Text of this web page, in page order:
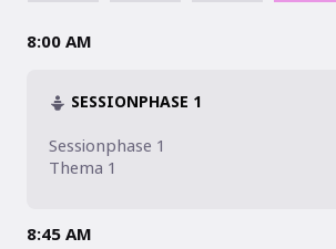
8:00 AM
SESSIONPHASE 1
Sessionphase 1
8:45 AM